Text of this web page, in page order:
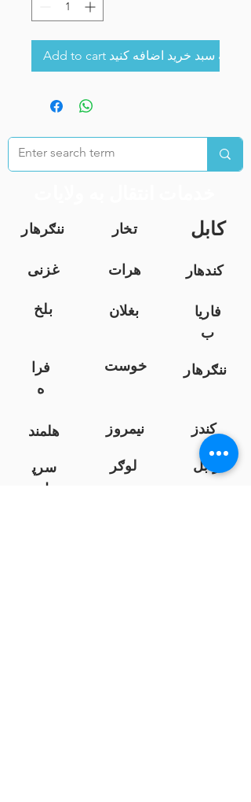
Add to cart به سبد خرید اضافه کنید
ننګرهار تخار کابل
غزنی هرات
کندهار
بلخ
بغلان
فاریا
ب
فرا
ه
خوست ننګرهار
هلمند نیمروز
کندز
سرپ
ل
لوګر زابل